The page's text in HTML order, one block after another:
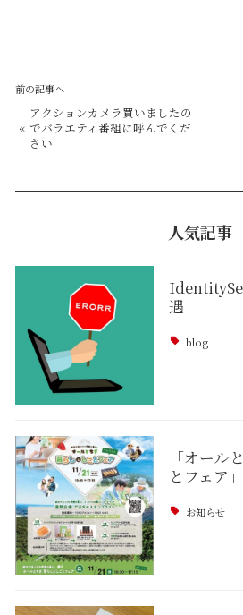
前の記事へ
«
アクションカメラ買いましたの
でバラエティ番組に呼んでくだ
さい
人気記事
遇
blog
「オール
とフェア
お知らせ